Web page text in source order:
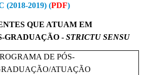
(2018-2019) (PDF)
QUE ATUAM EM
GRADUAÇÃO - STRICTU SENSU
DE PÓS-
ATUAÇÃO